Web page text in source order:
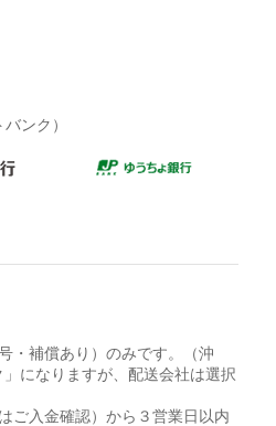
ンク）
・補償あり）のみです。（沖
になりますが、配送会社は選択
ご入金確認）から３営業日以内